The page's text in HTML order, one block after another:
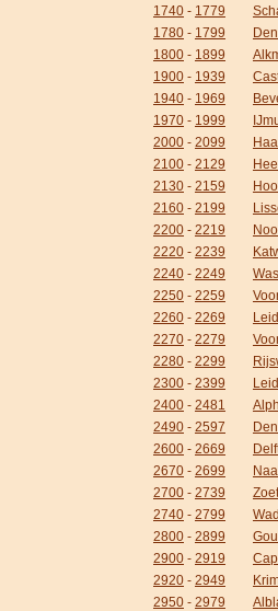
1740 - 1779
1780 - 1799
1800 - 1899
1900 - 1939
1940 - 1969
1970 - 1999
2000 - 2099
2100 - 2129
2130 - 2159
2160 - 2199
2200 - 2219
2220 - 2239
2240 - 2249
2250 - 2259
2260 - 2269
2270 - 2279
2280 - 2299
2300 - 2399
2400 - 2481
2490 - 2597
2600 - 2669
2670 - 2699
2700 - 2739
2740 - 2799
2800 - 2899
2900 - 2919
2920 - 2949
2950 - 2979